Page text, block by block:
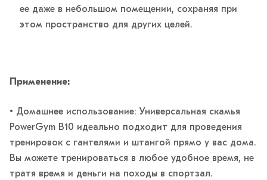
ее даже в небольшом помещении, сохраняя при
этом пространство для других целей.
Применение:
• Домашнее использование: Универсальная скамья
PowerGym B10 идеально подходит для проведения
тренировок с гантелями и штангой прямо у вас дома.
Вы можете тренироваться в любое удобное время, не
тратя время и деньги на походы в спортзал.